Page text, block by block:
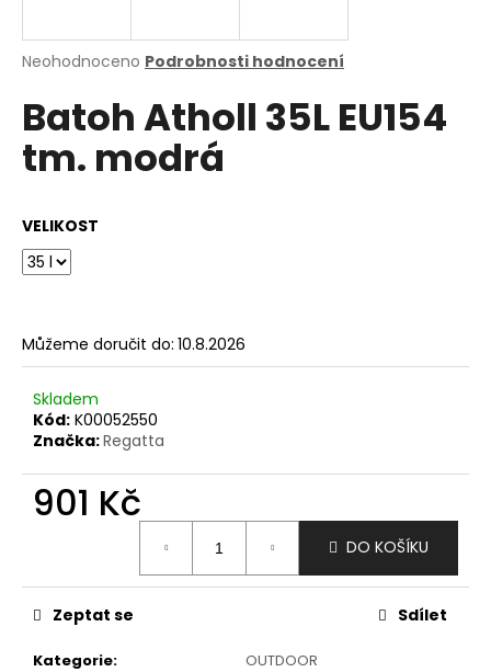
Průměrné
produktu
je
0,0
z
Neohodnoceno Podrobnosti hodnocení
Batoh Atholl 35L EU154
tm. modrá
VELIKOST
Můžeme doručit do: 10.8.2026
Skladem
Kód: K00052550
Značka:Regatta
901 Kč
DO KOŠÍKU
Kategorie:
OUTDOOR
Zeptat se Sdílet
j
t
?
D
o
p
o
u
u
m
e